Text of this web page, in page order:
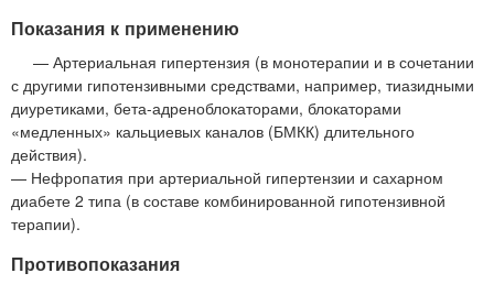
Показания к применению
— Артериальная гипертензия (в монотерапии и в сочетании
с другими гипотензивными средствами, например, тиазидными
диуретиками, бета-адреноблокаторами, блокаторами
«медленных» кальциевых каналов (БМКК) длительного
действия).
— Нефропатия при артериальной гипертензии и сахарном
диабете 2 типа (в составе комбинированной гипотензивной
терапии).
Противопоказания